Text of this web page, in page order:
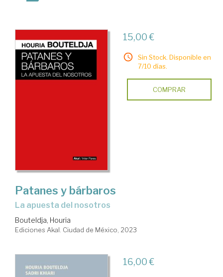
15,00 €
Sin Stock. Disponible en
7/10 días.
COMPRAR
Patanes y bárbaros
La apuesta del nosotros
Bouteldja, Houria
Ediciones Akal. Ciudad de México, 2023
16,00 €